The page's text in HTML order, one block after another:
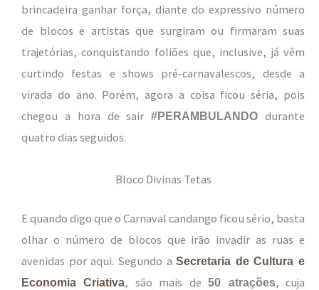
brincadeira ganhar força, diante do expressivo número
de blocos e artistas que surgiram ou firmaram suas
trajetórias, conquistando foliões que, inclusive, já vêm
curtindo festas e shows pré-carnavalescos, desde a
virada do ano. Porém, agora a coisa ficou séria, pois
chegou a hora de sair#PERAMBULANDO durante
quatro dias seguidos.
Bloco Divinas Tetas
E quando digo que o Carnaval candango ficou sério, basta
olhar o número de blocos que irão invadir as ruas e
avenidas por aqui. Segundo aSecretaria de Cultura e
Economia Criativa, são mais de50 atrações, cuja